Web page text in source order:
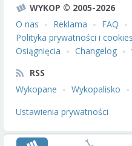
WYKOP © 2005-2026
O nas
Reklama FAQ
Polityka prywatności i cookies
Osiągnięcia
Changelog
RSS
Wykopane
Wykopalisko
Ustawienia prywatności